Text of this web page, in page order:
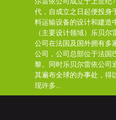
代，自成立之日起便投身
料运输设备的设计和建造
（主要设计领域）乐贝尔
公司在法国及国外拥有多
公司，公司总部位于法国
黎。同时乐贝尔雷依公司
其遍布全球的办事处，得
现许多...